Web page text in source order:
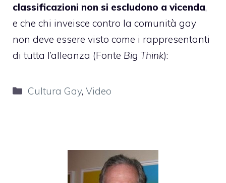
classificazioni non si escludono a vicenda,
e che chi inveisce contro la comunità gay
non deve essere visto come i rappresentanti
di tutta l’alleanza (Fonte Big Think):
Categorie
Cultura Gay,Video